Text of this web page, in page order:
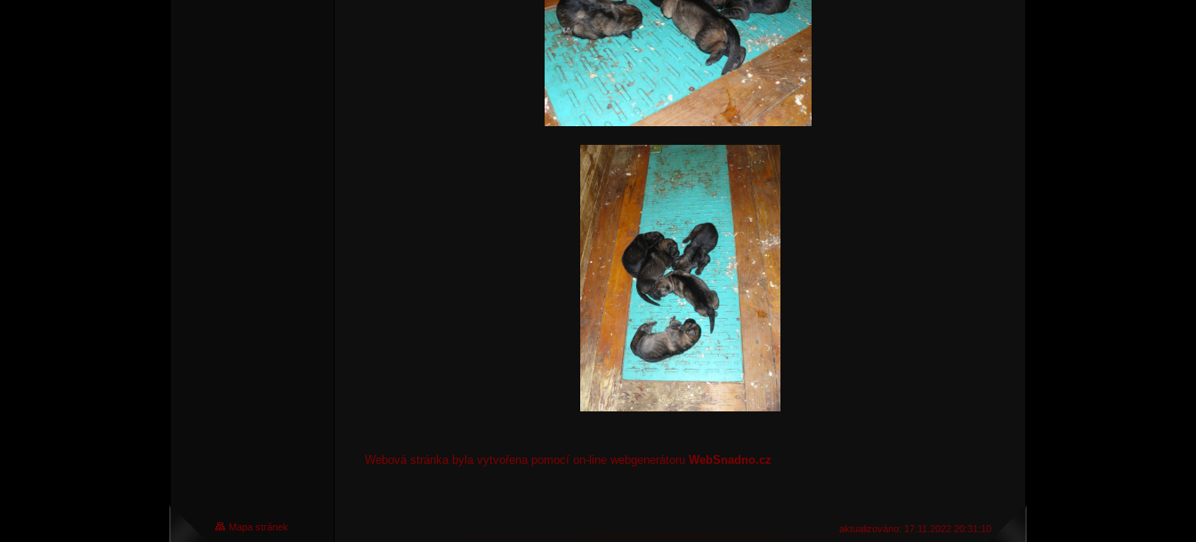
Webová stránka byla vytvořena pomocí on-line webgenerátoru WebSnadno.cz
aktualizováno: 17.11.2022 20:31:10
Mapa stránek